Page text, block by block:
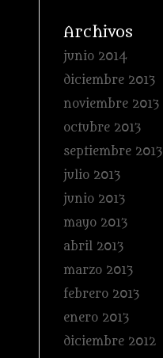
Archivos
junio 2014
diciembre 2013
noviembre 2013
octubre 2013
septiembre 2013
julio 2013
junio 2013
mayo 2013
abril 2013
marzo 2013
febrero 2013
enero 2013
diciembre 2012